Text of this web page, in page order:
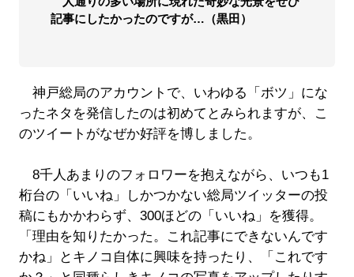
記事にしたかったのですが…（黒田）
神戸総局のアカウントで、いわゆる「ボツ」にな
ったネタを発信したのは初めてとみられますが、こ
のツイートがなぜか好評を博しました。
8千人あまりのフォロワーを抱えながら、いつも1
桁台の「いいね」しかつかない総局ツイッターの投
稿にもかかわらず、300ほどの「いいね」を獲得。
「理由を知りたかった。これ記事にできないんです
かね」とキノコ自体に興味を持ったり、「これです